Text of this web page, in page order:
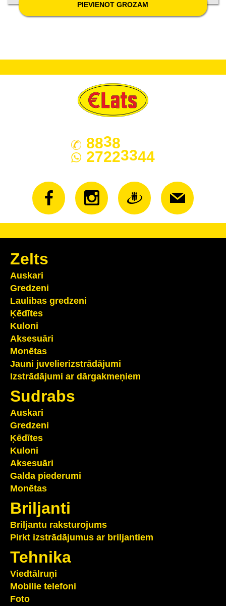
PIEVIENOT GROZAM
8838
27223344
Zelts
Auskari
Gredzeni
Laulības gredzeni
Ķēdītes
Kuloni
Aksesuāri
Monētas
Jauni juvelierizstrādājumi
Izstrādājumi ar dārgakmeņiem
Sudrabs
Auskari
Gredzeni
Ķēdītes
Kuloni
Aksesuāri
Galda piederumi
Monētas
Briljanti
Briljantu raksturojums
Pirkt izstrādājumus ar briljantiem
Tehnika
Viedtālruņi
Mobilie telefoni
Foto